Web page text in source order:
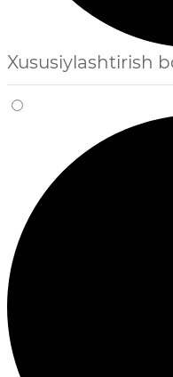
Xususiylashtirish